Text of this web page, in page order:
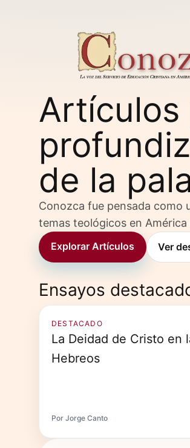
Artículos
de la
Conozca fue pensada como
temas teológicos en América
Explorar Artículos Ver
Ensayos
DESTACADO
La Deidad de Cristo en
Hebreos
Por Jorge Canto